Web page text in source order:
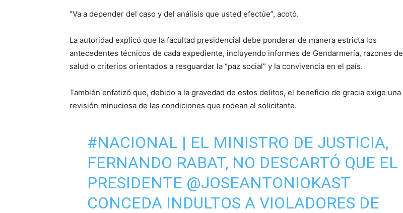
“Va a depender del caso y del análisis que usted efectúe”, acotó.
La autoridad explicó que la facultad presidencial debe ponderar de manera estricta los
antecedentes técnicos de cada expediente, incluyendo informes de Gendarmería, razones de
salud o criterios orientados a resguardar la “paz social” y la convivencia en el país.
También enfatizó que, debido a la gravedad de estos delitos, el beneficio de gracia exige una
revisión minuciosa de las condiciones que rodean al solicitante.
#NACIONAL | EL MINISTRO DE JUSTICIA,
FERNANDO RABAT, NO DESCARTÓ QUE EL
PRESIDENTE @JOSEANTONIOKAST
CONCEDA INDULTOS A VIOLADORES DE